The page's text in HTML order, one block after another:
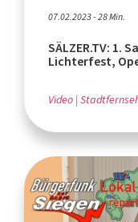
07.02.2023 - 28 Min.
SÄLZER.TV:
Lichterfest,
Video